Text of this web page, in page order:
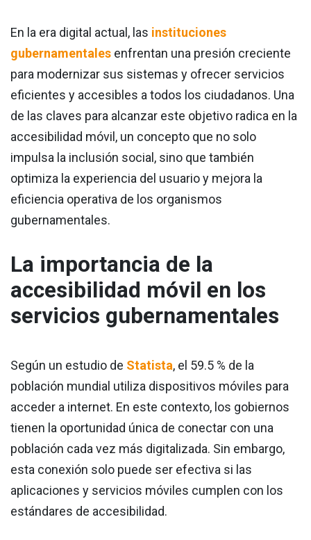
En la era digital actual, las instituciones
gubernamentales enfrentan una presión creciente
para modernizar sus sistemas y ofrecer servicios
eficientes y accesibles a todos los ciudadanos. Una
de las claves para alcanzar este objetivo radica en la
accesibilidad móvil, un concepto que no solo
impulsa la inclusión social, sino que también
optimiza la experiencia del usuario y mejora la
eficiencia operativa de los organismos
gubernamentales.
La importancia de la
accesibilidad móvil en los
servicios gubernamentales
Según un estudio de Statista, el 59.5 % de la
población mundial utiliza dispositivos móviles para
acceder a internet. En este contexto, los gobiernos
tienen la oportunidad única de conectar con una
población cada vez más digitalizada. Sin embargo,
esta conexión solo puede ser efectiva si las
aplicaciones y servicios móviles cumplen con los
estándares de accesibilidad.